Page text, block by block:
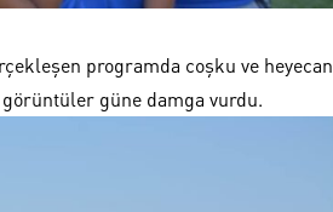
programda coşku ve heyecan
güne damga vurdu.